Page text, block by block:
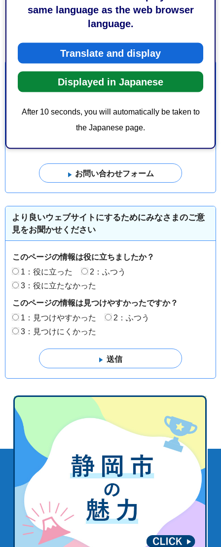
same language as the web browser
language.
Translate and display
Displayed in Japanese
After 10 seconds, you will automatically be taken to
the Japanese page.
28KB）
【建設局様式3】情報票（エクセル：22KB）
お問い合わせ
葵区追手町5-1 静岡庁舎新館6階
電話番号：054-221-1446
より良いウェブサイトにするためにみなさまのご意
見をお聞かせください
このページの情報は役に立ちましたか？
1：役に立った
2：ふつう
3：役に立たなかった
このページの情報は見つけやすかったですか？
1：見つけやすかった
2：ふつう
3：見つけにくかった